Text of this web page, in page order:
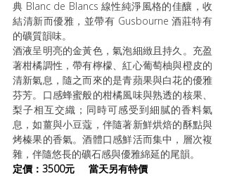
典 Blanc de Blancs 線性純淨風格的佳釀，收
結清新而優雅，並帶有 Gusbourne 酒莊特有
的礦質韻味。
酒液呈明亮的金黃色，氣泡細緻且持久。充盈
著柑橘調性，帶有檸檬、紅心葡萄柚與橙皮的
清新氣息，隨之而來的是青蘋果與白花的優雅
芬芳。口感蜂蜜般的柑橘風味與熟透的核果、
梨子相互交織；同時可感受到細膩的香料氣
息，如薑與小豆蔻，伴隨著新鮮烘焙的酥點與
烤榛果的香氣。酒體口感鮮活而集中，層次複
雜，伴隨悠長的礦石感與優雅綿延的尾韻。
定價：3500元     當天另有特價